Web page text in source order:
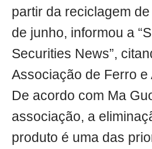
partir da reciclagem
de junho, informou a
Securities News”,
Associação de Ferro e
De acordo com Ma
associação, a
produto é uma das